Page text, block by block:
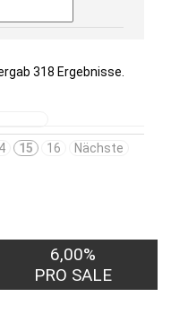
318 Ergebnisse.
15 16 Nächste
6,00%
PRO SALE